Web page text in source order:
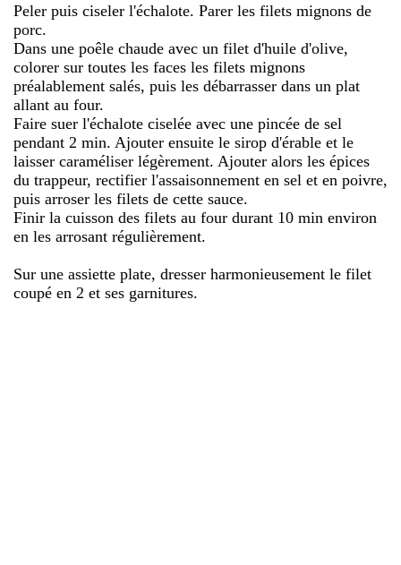
Peler puis ciseler l'échalote. Parer les filets mignons de
porc.
Dans une poêle chaude avec un filet d'huile d'olive,
colorer sur toutes les faces les filets mignons
préalablement salés, puis les débarrasser dans un plat
allant au four.
Faire suer l'échalote ciselée avec une pincée de sel
pendant 2 min. Ajouter ensuite le sirop d'érable et le
laisser caraméliser légèrement. Ajouter alors les épices
du trappeur, rectifier l'assaisonnement en sel et en poivre,
puis arroser les filets de cette sauce.
Finir la cuisson des filets au four durant 10 min environ
en les arrosant régulièrement.
Sur une assiette plate, dresser harmonieusement le filet
coupé en 2 et ses garnitures.